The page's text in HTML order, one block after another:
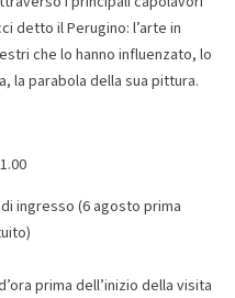
detto il Perugino: l’arte in
che lo hanno influenzato, lo
la parabola della sua pittura.
ingresso (6 agosto prima
prima dell’inizio della visita